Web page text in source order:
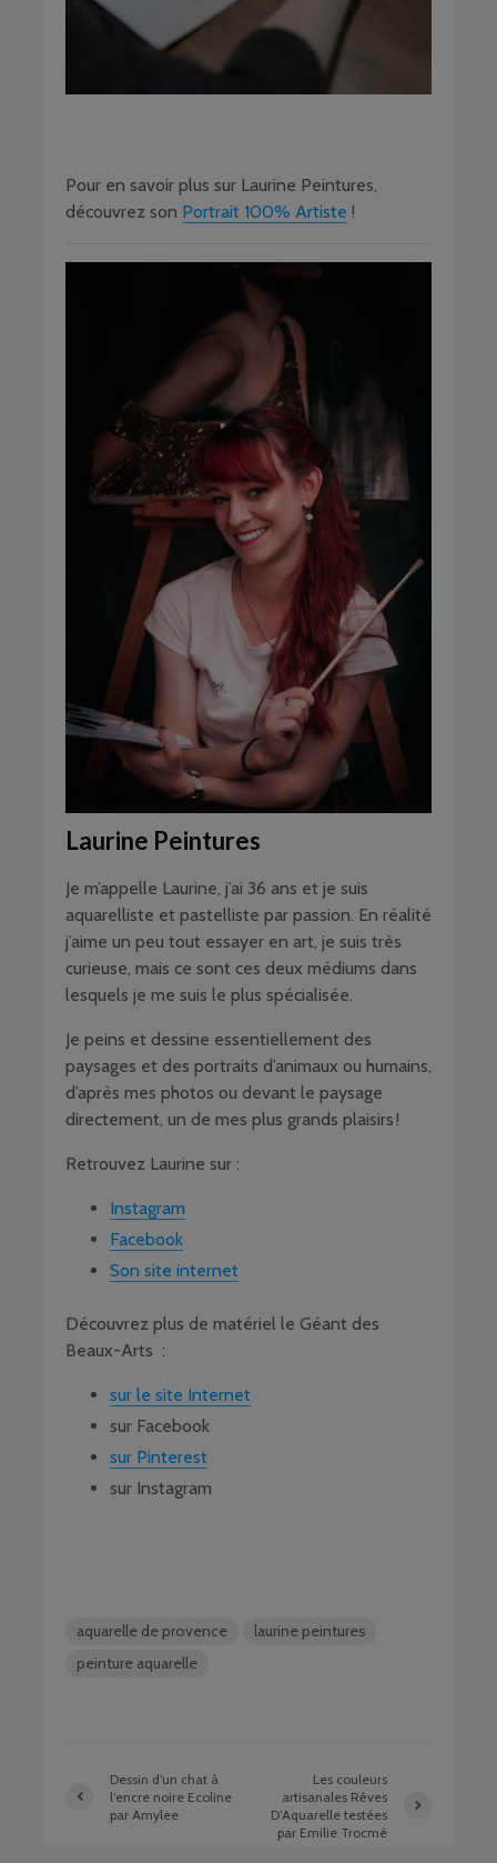
Pour en savoir plus sur Laurine Peintures,
découvrez son Portrait 100% Artiste !
Laurine Peintures
Je m’appelle Laurine, j’ai 36 ans et je suis
aquarelliste et pastelliste par passion. En réalité
j’aime un peu tout essayer en art, je suis très
curieuse, mais ce sont ces deux médiums dans
lesquels je me suis le plus spécialisée.
Je peins et dessine essentiellement des
paysages et des portraits d’animaux ou humains,
d’après mes photos ou devant le paysage
directement, un de mes plus grands plaisirs !
Retrouvez Laurine sur :
Instagram
Facebook
Son site internet
Découvrez plus de matériel le Géant des
Beaux-Arts :
sur le site Internet
sur Facebook
sur Pinterest
sur Instagram
aquarelle de provence
laurine peintures
peinture aquarelle
Dessin d’un chat à
l’encre noire Ecoline
par Amylee
Les couleurs
artisanales Rêves
D’Aquarelle testées
par Emilie Trocmé